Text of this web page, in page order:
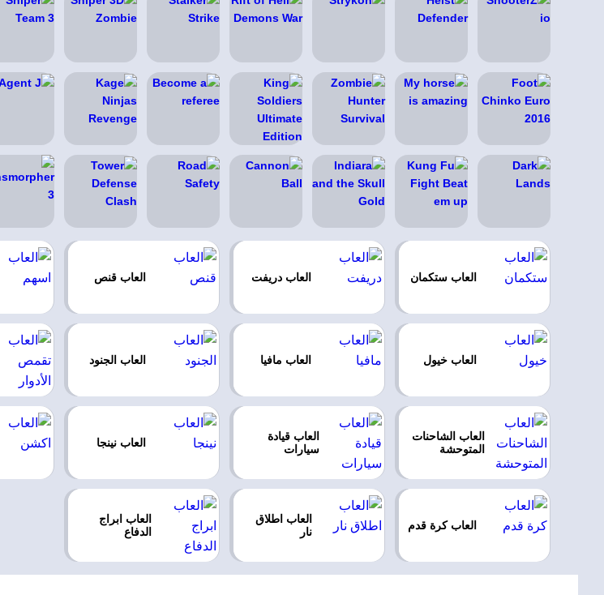
العاب ستكمان العاب دريفت العاب قنص
العاب خيول العاب مافيا العاب الجنود
العاب الشاحنات
المتوحشة
العاب قيادة
سيارات
العاب نينجا
العاب كرة قدم
العاب اطلاق
نار
العاب ابراج
الدفاع